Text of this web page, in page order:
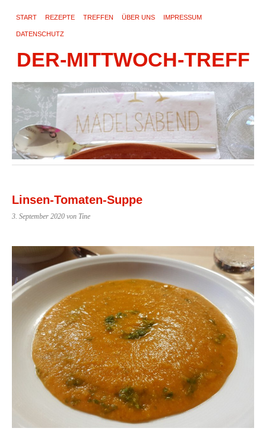
START REZEPTE TREFFEN ÜBER UNS IMPRESSUM
DATENSCHUTZ
DER-MITTWOCH-TREFF
Linsen-Tomaten-Suppe
3. September 2020 von Tine